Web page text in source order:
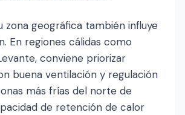
zona geográfica también influye
En regiones cálidas como
conviene priorizar
buena ventilación y regulación
más frías del norte de
de retención de calor